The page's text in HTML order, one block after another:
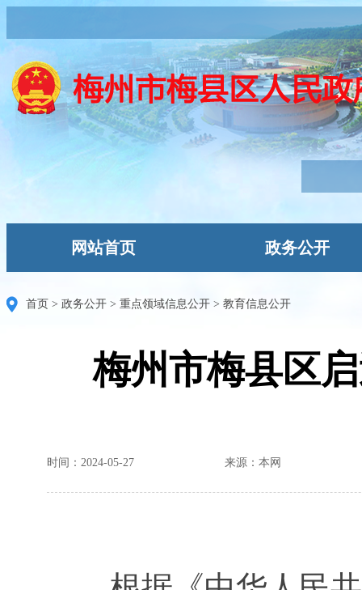
网站首页 政务公开
首页 > 政务公开 > 重点领域信息公开 > 教育信息公开
梅州市梅县区
时间：2024-05-27 来源：本网